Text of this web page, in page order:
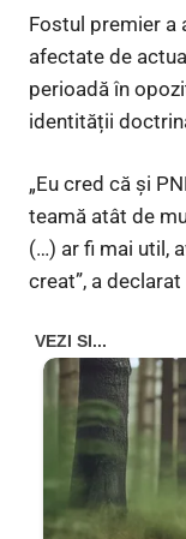
Fostul premier a
afectate de
perioadă în
identității
„Eu cred că și
teamă atât de
(…) ar fi mai util,
creat”, a